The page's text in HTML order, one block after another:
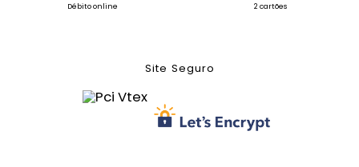
Débito online 2 cartões
Site Seguro